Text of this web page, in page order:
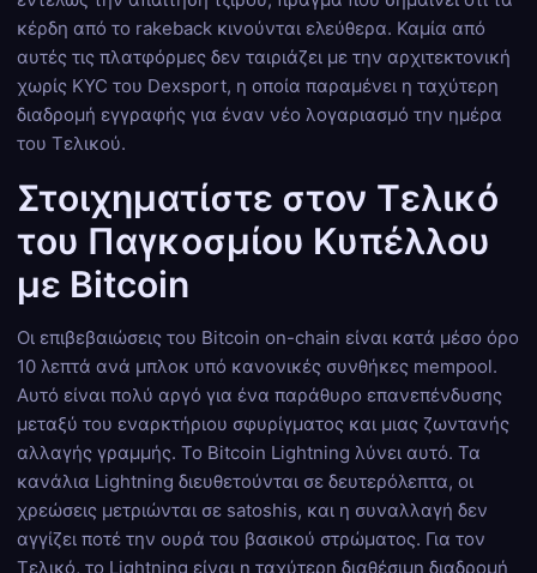
κέρδη από το rakeback κινούνται ελεύθερα. Καμία από
αυτές τις πλατφόρμες δεν ταιριάζει με την αρχιτεκτονική
χωρίς KYC του Dexsport, η οποία παραμένει η ταχύτερη
διαδρομή εγγραφής για έναν νέο λογαριασμό την ημέρα
του Τελικού.
Στοιχηματίστε στον Τελικό
του Παγκοσμίου Κυπέλλου
με Bitcoin
Οι επιβεβαιώσεις του Bitcoin on-chain είναι κατά μέσο όρο
10 λεπτά ανά μπλοκ υπό κανονικές συνθήκες mempool.
Αυτό είναι πολύ αργό για ένα παράθυρο επανεπένδυσης
μεταξύ του εναρκτήριου σφυρίγματος και μιας ζωντανής
αλλαγής γραμμής. Το Bitcoin Lightning λύνει αυτό. Τα
κανάλια Lightning διευθετούνται σε δευτερόλεπτα, οι
χρεώσεις μετριώνται σε satoshis, και η συναλλαγή δεν
αγγίζει ποτέ την ουρά του βασικού στρώματος. Για τον
Τελικό, το Lightning είναι η ταχύτερη διαθέσιμη διαδρομή